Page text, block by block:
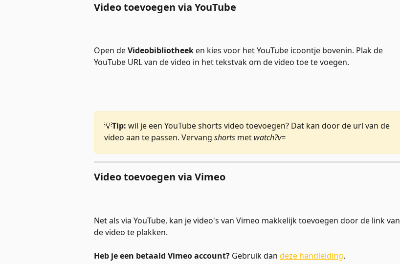
Video toevoegen via YouTube
Open de Videobibliotheek en kies voor het YouTube icoontje bovenin. Plak de
YouTube URL van de video in het tekstvak om de video toe te voegen.
💡Tip: wil je een YouTube shorts video toevoegen? Dat kan door de url van de
video aan te passen. Vervang shorts met watch?v=
Video toevoegen via Vimeo
Net als via YouTube, kan je video's van Vimeo makkelijk toevoegen door de link van
de video te plakken.
Heb je een betaald Vimeo account? Gebruik dan deze handleiding.